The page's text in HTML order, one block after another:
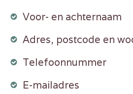
Voor- en achternaam
Adres, postcode en
Telefoonnummer
E-mailadres